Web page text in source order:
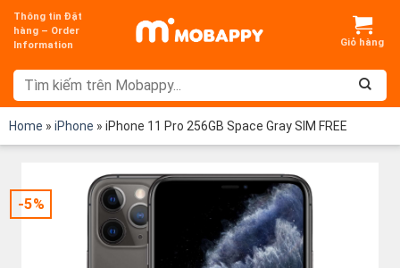
Chuyển
đến
dung
Thông tin Đặt
hàng – Order
Information
Home » iPhone » iPhone 11 Pro 256GB Space Gray SIM FREE
-5%